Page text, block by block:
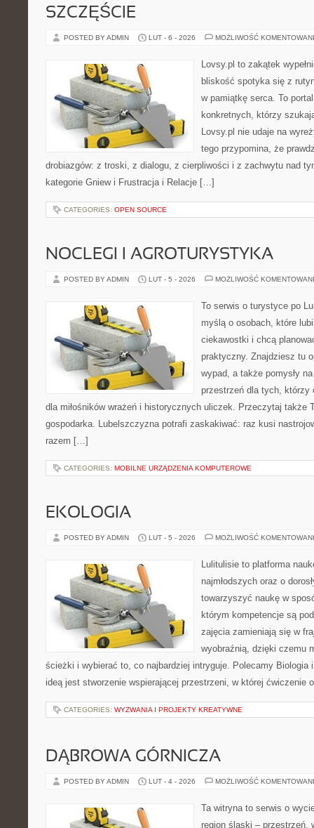
SZCZĘŚCIE
POSTED BY ADMIN LUT - 6 - 2026 MOŻLIWOŚĆ
Lovsy.pl to zakątek
bliskość spotyka się z
w pamiątkę serca. To
konkretnych, którzy
Lovsy.pl nie udaje na
tego przypomina, że
drobiazgów: z troski, z dialogu, z cierpliwości i z zachwytu nad
kategorie Gniew i Frustracja i Relacje […]
CATEGORIES: OPEN SOURCE
NOCLEGI I AGROTURYSTYKA
POSTED BY ADMIN LUT - 5 - 2026 MOŻLIWOŚĆ
To serwis o turystyce po
myślą o osobach, które
ciekawostki i chcą
praktyczny. Znajdziesz tu
wypad, a także pomysły
przestrzeń dla tych, którzy
dla miłośników wrażeń i historycznych uliczek. Przeczytaj także
gospodarka. Lubelszczyzna potrafi zaskakiwać: raz kusi
razem […]
CATEGORIES: MOBILNE URZĄDZENIA KOMPUTEROWE
EKOLOGIA
POSTED BY ADMIN LUT - 5 - 2026 MOŻLIWOŚĆ
Lulitulisie to platforma
najmłodszych oraz o
towarzyszyć naukę w
którym kompetencje są
zajęcia zamieniają się w
wyobraźnią, dzięki czemu
ścieżki i wybierać to, co najbardziej intryguje. Polecamy Biologia
ideą jest stworzenie wspierającej przestrzeni, w której
CATEGORIES: WYZWANIA I PROJEKTY KREATYWNE
DĄBROWA GÓRNICZA
POSTED BY ADMIN LUT - 4 - 2026 MOŻLIWOŚĆ
Ta witryna to serwis o
region śląski – przestrzeń,